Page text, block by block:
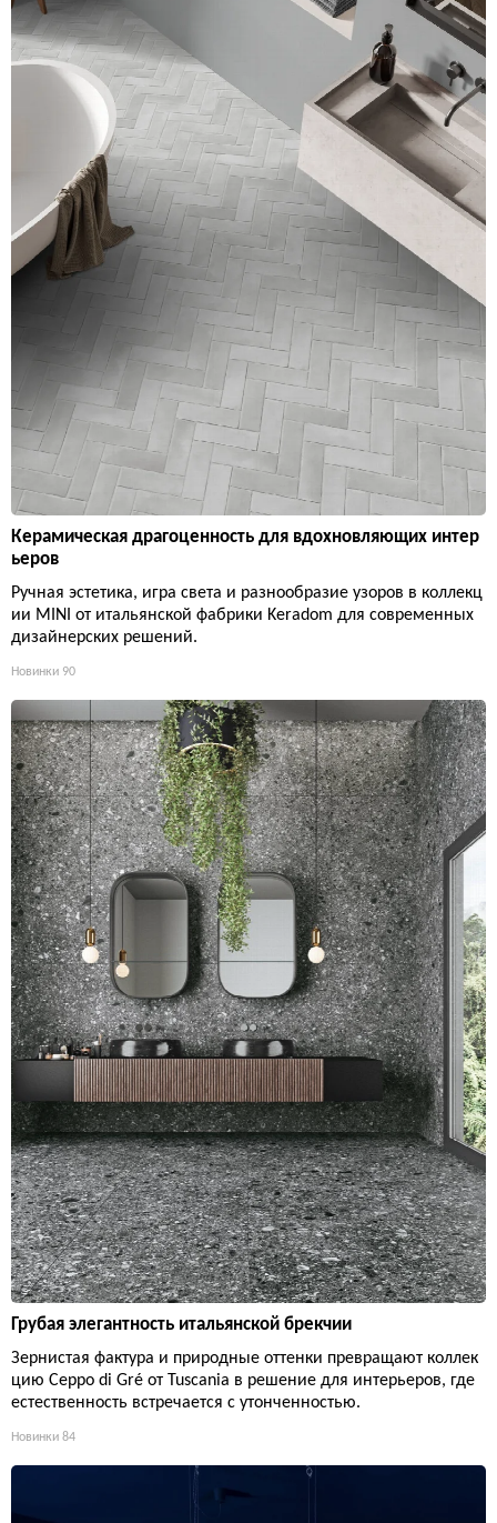
Керамическая драгоценность для вдохновляющих интер
ьеров
Ручная эстетика, игра света и разнообразие узоров в коллекц
ии MINI от итальянской фабрики Keradom для современных
дизайнерских решений.
Новинки 90
Грубая элегантность итальянской брекчии
Зернистая фактура и природные оттенки превращают коллек
цию Ceppo di Gré от Tuscania в решение для интерьеров, где
естественность встречается с утонченностью.
Новинки 84